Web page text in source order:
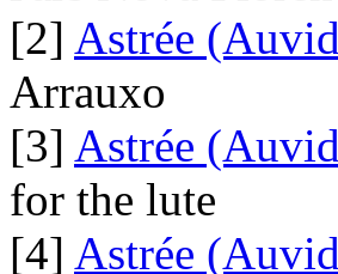
[2] Astrée
Arrauxo
[3] Astrée
for the lute
[4] Astrée